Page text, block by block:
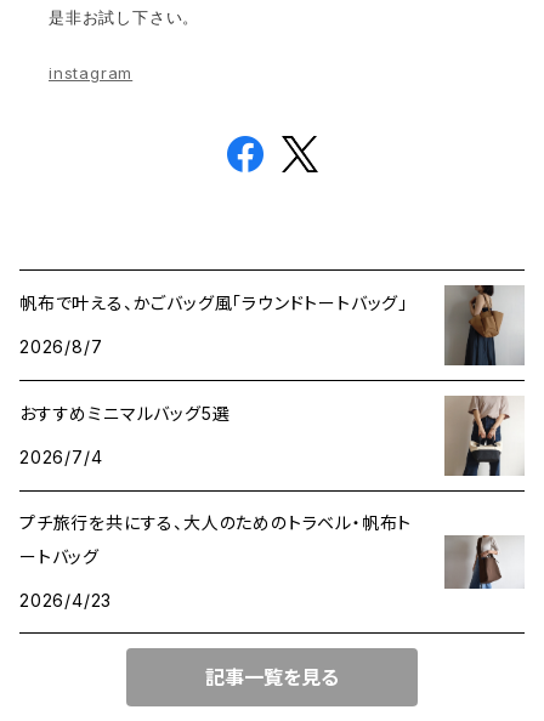
是非お試し下さい。
instagram
帆布で叶える、かごバッグ風「ラウンドトートバッグ」
2026/8/7
おすすめミニマルバッグ5選
2026/7/4
プチ旅行を共にする、大人のためのトラベル・帆布ト
ートバッグ
2026/4/23
記事一覧を見る